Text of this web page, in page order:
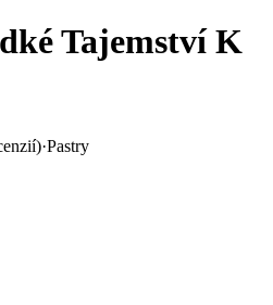
Tajemství K
)·Pastry